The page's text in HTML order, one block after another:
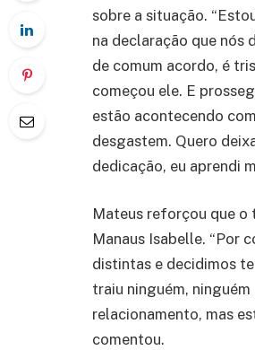
sobre a situação.
na declaração que nós
de comum acordo, é
começou ele. E
estão acontecendo
desgastem. Quero
dedicação, eu aprendi
Mateus reforçou que o
Manaus Isabelle. “Por
distintas e decidimos
traiu ninguém,
relacionamento, mas
comentou.